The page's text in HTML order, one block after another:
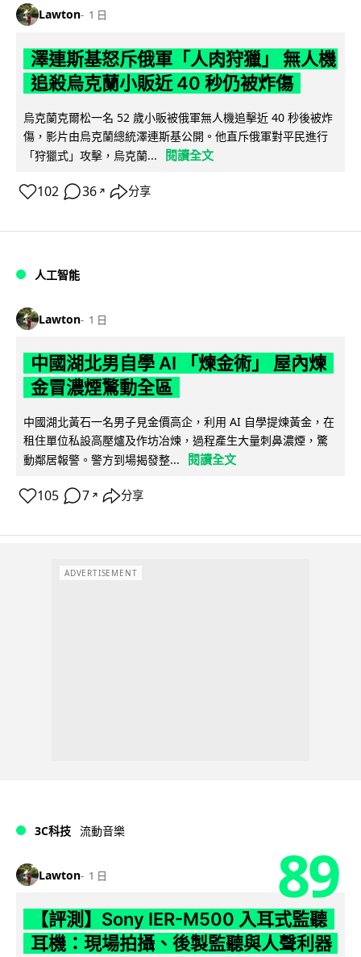
Lawton 1 日
澤連斯基怒斥俄軍「人肉狩獵」 無人機
追殺烏克蘭小販近 40 秒仍被炸傷
烏克蘭克爾松一名 52 歲小販被俄軍無人機追擊近 40 秒後被炸
傷，影片由烏克蘭總統澤連斯基公開。他直斥俄軍對平民進行
「狩獵式」攻擊，烏克蘭...
閱讀全文
102 36 ↗ 分享
人工智能
Lawton 1 日
中國湖北男自學 AI 「煉金術」 屋內煉
金冒濃煙驚動全區
中國湖北黃石一名男子見金價高企，利用 AI 自學提煉黃金，在
租住單位私設高壓爐及作坊冶煉，過程產生大量刺鼻濃煙，驚
動鄰居報警。警方到場揭發整...
閱讀全文
105 7 ↗ 分享
ADVERTISEMENT
3C科技 流動音樂
Lawton 1 日 89
【評測】Sony IER-M500 入耳式監聽
耳機：現場拍攝、後製監聽與人聲利器